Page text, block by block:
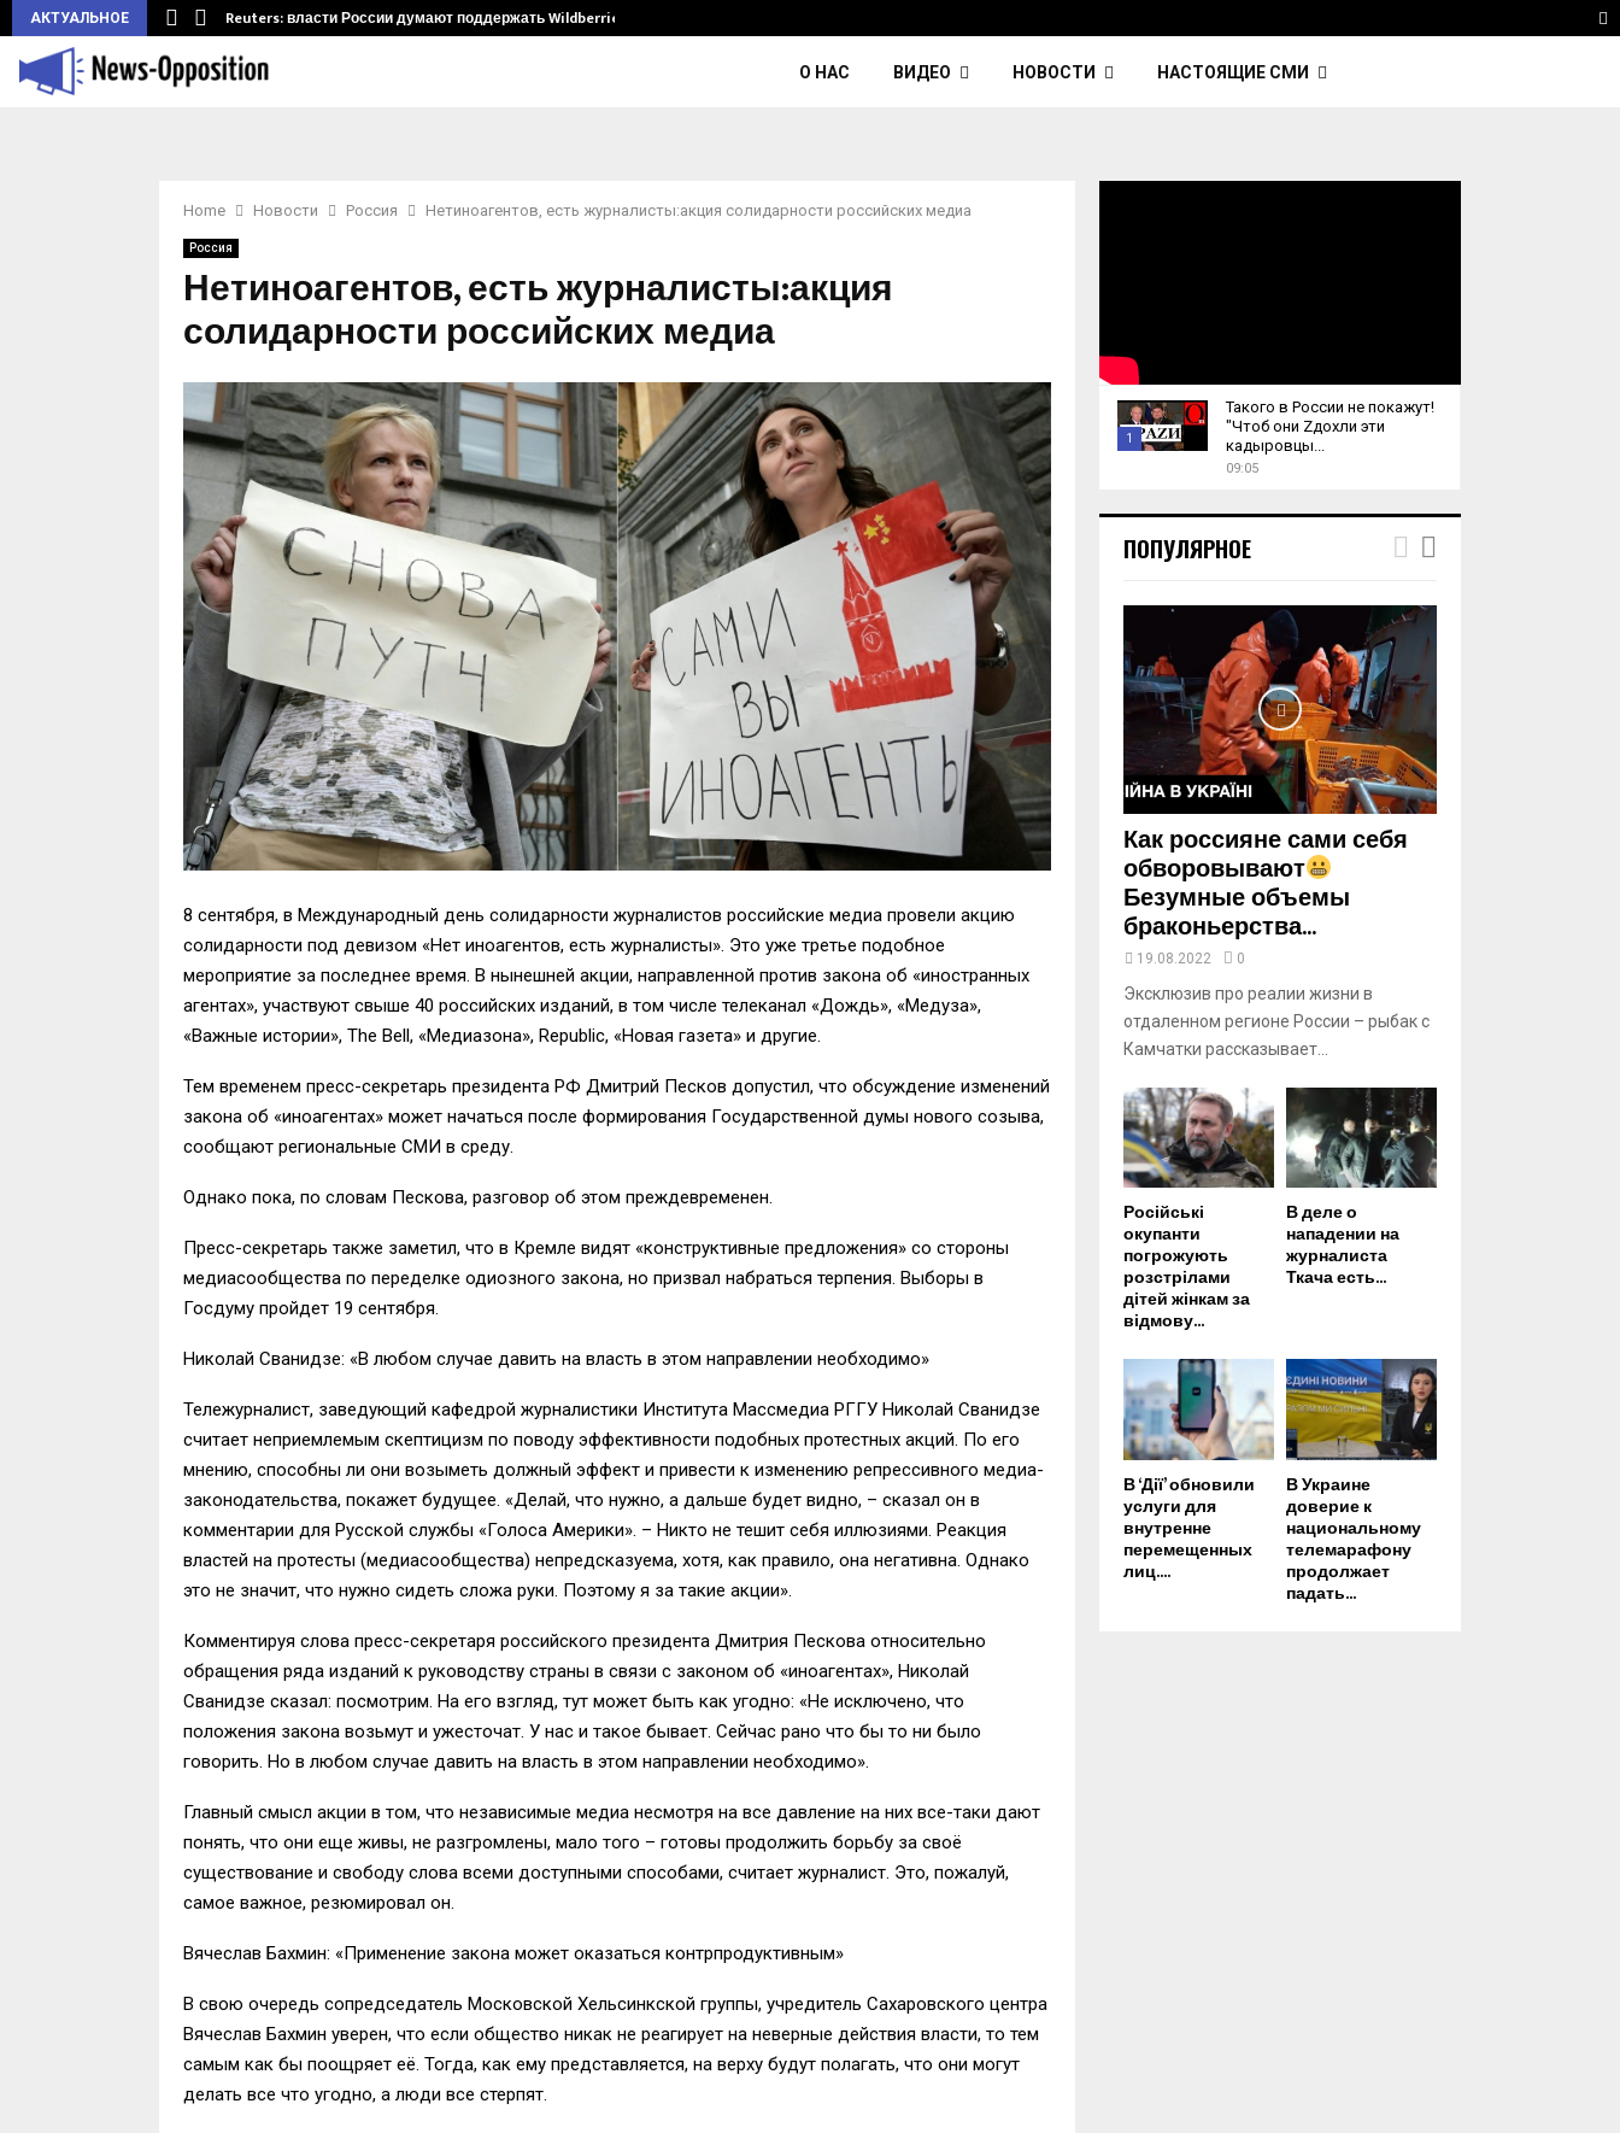
АКТУАЛЬНОЕ Reuters: власти России думают поддержать Wildberries и его… Reuters: Китай продал
О НАС ВИДЕО НОВОСТИ НАСТОЯЩИЕ СМИ
Home Новости Россия Нетиноагентов, есть журналисты:акция солидарности российских медиа
Россия
Нетиноагентов, есть журналисты:акция
солидарности российских медиа
8 сентября, в Международный день солидарности журналистов российские медиа провели акцию
солидарности под девизом «Нет иноагентов, есть журналисты». Это уже третье подобное
мероприятие за последнее время. В нынешней акции, направленной против закона об «иностранных
агентах», участвуют свыше 40 российских изданий, в том числе телеканал «Дождь», «Медуза»,
«Важные истории», The Bell, «Медиазона», Republic, «Новая газета» и другие.
Тем временем пресс-секретарь президента РФ Дмитрий Песков допустил, что обсуждение изменений
закона об «иноагентах» может начаться после формирования Государственной думы нового созыва,
сообщают региональные СМИ в среду.
Однако пока, по словам Пескова, разговор об этом преждевременен.
Пресс-секретарь также заметил, что в Кремле видят «конструктивные предложения» со стороны
медиасообщества по переделке одиозного закона, но призвал набраться терпения. Выборы в
Госдуму пройдет 19 сентября.
Николай Сванидзе: «В любом случае давить на власть в этом направлении необходимо»
Тележурналист, заведующий кафедрой журналистики Института Массмедиа РГГУ Николай Сванидзе
считает неприемлемым скептицизм по поводу эффективности подобных протестных акций. По его
мнению, способны ли они возыметь должный эффект и привести к изменению репрессивного медиа-
законодательства, покажет будущее. «Делай, что нужно, а дальше будет видно, – сказал он в
комментарии для Русской службы «Голоса Америки». – Никто не тешит себя иллюзиями. Реакция
властей на протесты (медиасообщества) непредсказуема, хотя, как правило, она негативна. Однако
это не значит, что нужно сидеть сложа руки. Поэтому я за такие акции».
Комментируя слова пресс-секретаря российского президента Дмитрия Пескова относительно
обращения ряда изданий к руководству страны в связи с законом об «иноагентах», Николай
Сванидзе сказал: посмотрим. На его взгляд, тут может быть как угодно: «Не исключено, что
положения закона возьмут и ужесточат. У нас и такое бывает. Сейчас рано что бы то ни было
говорить. Но в любом случае давить на власть в этом направлении необходимо».
Главный смысл акции в том, что независимые медиа несмотря на все давление на них все-таки дают
понять, что они еще живы, не разгромлены, мало того – готовы продолжить борьбу за своё
существование и свободу слова всеми доступными способами, считает журналист. Это, пожалуй,
самое важное, резюмировал он.
Вячеслав Бахмин: «​Применение закона может оказаться контрпродуктивным»​
В свою очередь сопредседатель Московской Хельсинкской группы, учредитель Сахаровского центра
Вячеслав Бахмин уверен, что если общество никак не реагирует на неверные действия власти, то тем
самым как бы поощряет её. Тогда, как ему представляется, на верху будут полагать, что они могут
делать все что угодно, а люди все стерпят.
1
u
m
u
b
e
Такого в России не покажут!
"Чтоб они Zдохли эти
кадыровцы...
09:05
ПОПУЛЯРНОЕ
Как россияне сами себя
обворовывают
Безумные объемы
браконьерства...
19.08.2022 0
Эксклюзив про реалии жизни в
отдаленном регионе России – рыбак с
Камчатки рассказывает...
Російські
окупанти
погрожують
розстрілами
дітей жінкам за
відмову...
В деле о
нападении на
журналиста
Ткача есть...
В ‘Дії’ обновили
услуги для
внутренне
перемещенных
лиц....
В Украине
доверие к
национальному
телемарафону
продолжает
падать...